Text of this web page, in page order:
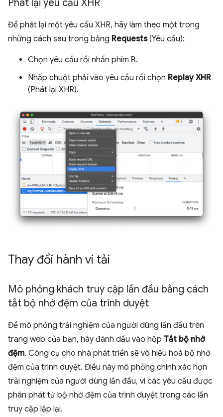
Phát lại yêu cầu XHR
Để phát lại một yêu cầu XHR, hãy làm theo một trong
những cách sau trong bảng Requests(Yêu cầu):
Chọn yêu cầu rồi nhấn phím R.
Nhấp chuột phải vào yêu cầu rồi chọn Replay XHR
(Phát lại XHR).
Thay đổi hành vi tải
Mô phỏng khách truy cập lần đầu bằng cách
tắt bộ nhớ đệm của trình duyệt
Để mô phỏng trải nghiệm của người dùng lần đầu trên
trang web của bạn, hãy đánh dấu vào hộp Tắt bộ nhớ
đệm. Công cụ cho nhà phát triển sẽ vô hiệu hoá bộ nhớ
đệm của trình duyệt. Điều này mô phỏng chính xác hơn
trải nghiệm của người dùng lần đầu, vì các yêu cầu được
phân phát từ bộ nhớ đệm của trình duyệt trong các lần
truy cập lặp lại.